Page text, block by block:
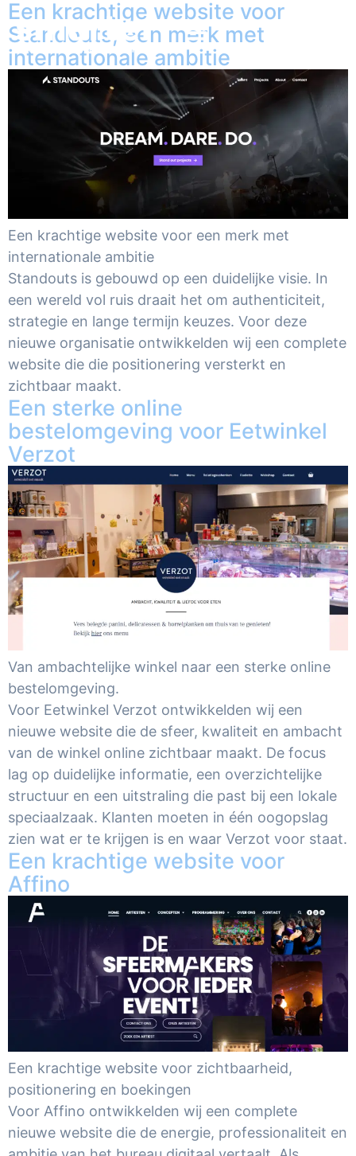
Een krachtige website voor
Standouts, een merk met
internationale ambitie
Een krachtige website voor een merk met
internationale ambitie
Standouts is gebouwd op een duidelijke visie. In
een wereld vol ruis draait het om authenticiteit,
strategie en lange termijn keuzes. Voor deze
nieuwe organisatie ontwikkelden wij een complete
website die die positionering versterkt en
zichtbaar maakt.
Een sterke online
bestelomgeving voor Eetwinkel
Verzot
Van ambachtelijke winkel naar een sterke online
bestelomgeving.
Voor Eetwinkel Verzot ontwikkelden wij een
nieuwe website die de sfeer, kwaliteit en ambacht
van de winkel online zichtbaar maakt. De focus
lag op duidelijke informatie, een overzichtelijke
structuur en een uitstraling die past bij een lokale
speciaalzaak. Klanten moeten in één oogopslag
zien wat er te krijgen is en waar Verzot voor staat.
Een krachtige website voor
Affino
Een krachtige website voor zichtbaarheid,
positionering en boekingen
Voor Affino ontwikkelden wij een complete
nieuwe website die de energie, professionaliteit en